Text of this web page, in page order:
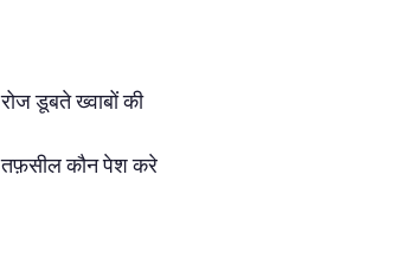
रोज डूबते ख्वाबों की
तफ़सील कौन पेश करे